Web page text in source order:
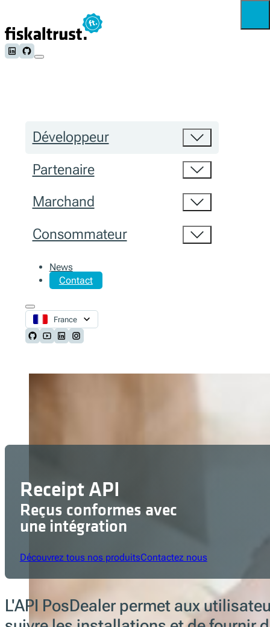
Follow us on LinkedIn
Follow us on Github
Développeur
Partenaire
Marchand
Consommateur
News
Contact
France
Follow us on Github
Follow us on Youtube
Follow us on LinkedIn
Follow us on Instagram
Receipt API
Reçus conformes avec
une intégration
Découvrez tous nos produitsContactez nous
L'API PosDealer permet aux